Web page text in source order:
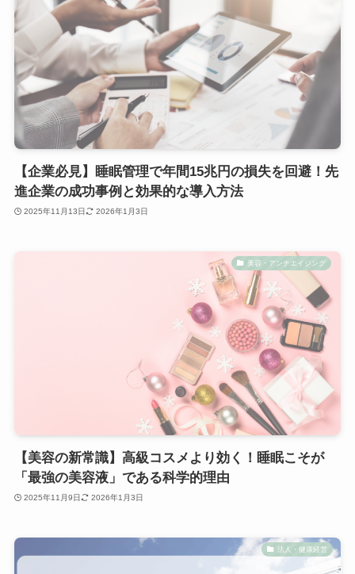
【企業必見】睡眠管理で年間15兆円の損失を回避！先
進企業の成功事例と効果的な導入方法
2025年11月13日 2026年1月3日
美容・アンチエイジング
【美容の新常識】高級コスメより効く！睡眠こそが
「最強の美容液」である科学的理由
2025年11月9日 2026年1月3日
法人・健康経営